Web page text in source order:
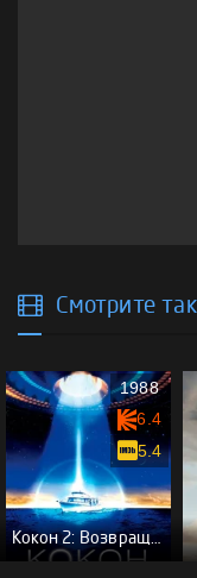
Смотрите
Кокон 2: Возвращение
1988
6.4
5.4